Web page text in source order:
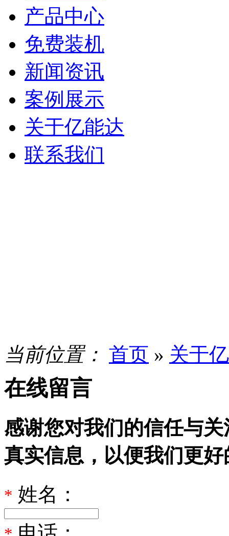
产品中心
免费装机
新闻资讯
案例展示
关于亿能达
联系我们
当前位置： 首页 » 关于
在线留言
感谢您对我们的信任与
真实信息，以便我们更
* 姓名：